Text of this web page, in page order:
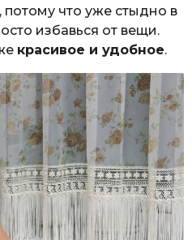
потому что уже стыдно в
избавься от вещи.
красивое и удобное.